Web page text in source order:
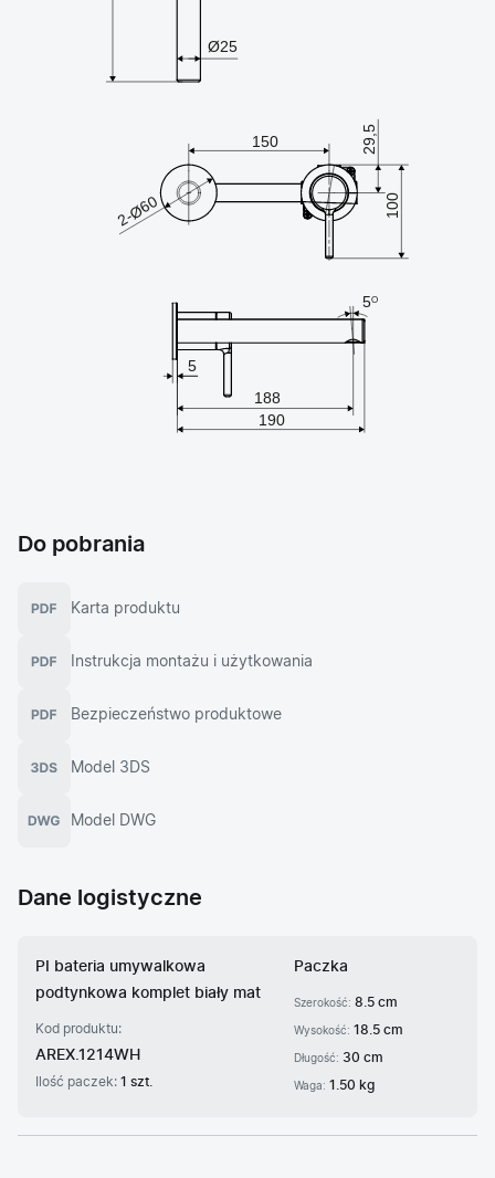
Do pobrania
Karta produktu
Instrukcja montażu i użytkowania
Bezpieczeństwo produktowe
Model 3DS
Model DWG
Dane logistyczne
PI bateria umywalkowa
podtynkowa komplet biały mat
Kod produktu:
AREX.1214WH
Ilość paczek: 1 szt.
Paczka
Szerokość:8.5 cm
Wysokość:18.5 cm
Długość: 30 cm
Waga:1.50 kg